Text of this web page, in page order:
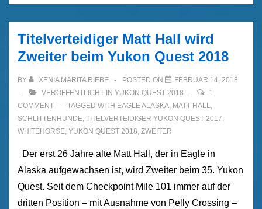
Laura
Neese
–
„Winner
of
Titelverteidiger Matt Hall wird
Zweiter beim Yukon Quest 2018
BY XENIA MARITA RIEBE POSTED ON
FEBRUAR 14, 2018
VERÖFFENTLICHT IN YUKON QUEST 2018
1
COMMENT
TAGGED WITH EAGLE ALASKA, MATT HALL,
SCHLITTENHUNDE, TITELVERTEIDIGER YUKON QUEST 2017,
WHITEHORSE, YUKON QUEST 2018, ZWEITER
Der erst 26 Jahre alte Matt Hall, der in Eagle in
Alaska aufgewachsen ist, wird Zweiter beim 35. Yukon
Quest. Seit dem Checkpoint Mile 101 immer auf der
dritten Position – mit Ausnahme von Pelly Crossing –